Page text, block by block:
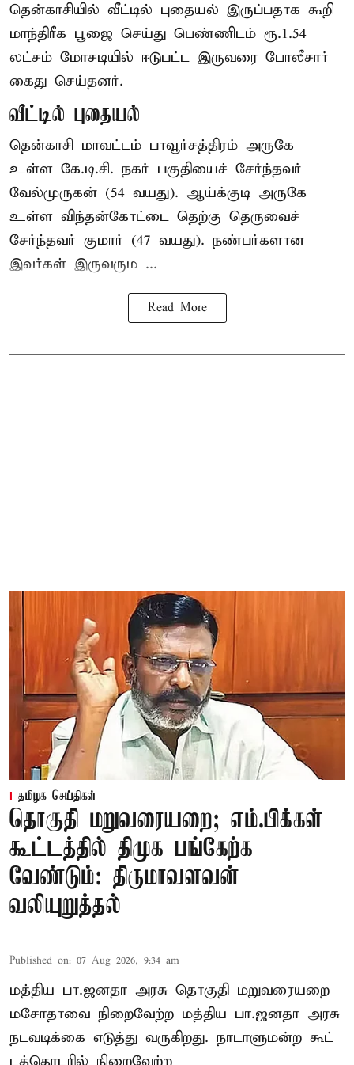
தென்காசியில் வீட்டில் புதையல் இருப்பதாக கூறி
மாந்திரீக பூஜை செய்து பெண்ணிடம் ரூ.1.54
லட்சம் மோசடியில் ஈடுபட்ட இருவரை போலீசார்
கைது செய்தனர்.
வீட்டில் புதையல்
தென்காசி மாவட்டம் பாவூர்சத்திரம் அருகே
உள்ள கே.டி.சி. நகர் பகுதியைச் சேர்ந்தவர்
வேல்முருகன் (54 வயது). ஆய்க்குடி அருகே
உள்ள விந்தன்கோட்டை தெற்கு தெருவைச்
சேர்ந்தவர் குமார் (47 வயது). நண்பர்களான
இவர்கள் இருவரும ...
Read More
தமிழக செய்திகள்
தொகுதி மறுவரையறை; எம்.பிக்கள்
கூட்டத்தில் திமுக பங்கேற்க
வேண்டும்: திருமாவளவன்
வலியுறுத்தல்
Published on: 07 Aug 2026, 9:34 am
மத்திய பா.ஜனதா அரசு தொகுதி மறுவரையறை
மசோதாவை நிறைவேற்ற மத்திய பா.ஜனதா அரசு
நடவடிக்கை எடுத்து வருகிறது. நாடாளுமன்ற கூட்
டத்தொடரில் நிறைவேற்ற